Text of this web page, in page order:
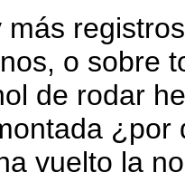
más
o sobre
de rodar
vuelto la